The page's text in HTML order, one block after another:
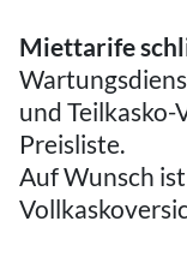
Miettarife
und
Preisliste.
Auf Wunsch